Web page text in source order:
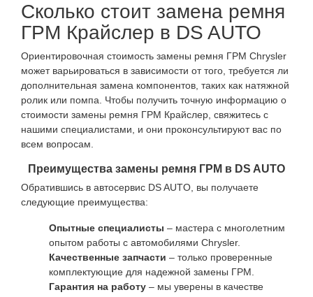
Сколько стоит замена ремня
ГРМ Крайслер в DS AUTO
Ориентировочная стоимость замены ремня ГРМ Chrysler
может варьироваться в зависимости от того, требуется ли
дополнительная замена компонентов, таких как натяжной
ролик или помпа. Чтобы получить точную информацию о
стоимости замены ремня ГРМ Крайслер, свяжитесь с
нашими специалистами, и они проконсультируют вас по
всем вопросам.
Преимущества замены ремня ГРМ в DS AUTO
Обратившись в автосервис DS AUTO, вы получаете
следующие преимущества:
Опытные специалисты – мастера с многолетним
опытом работы с автомобилями Chrysler.
Качественные запчасти – только проверенные
комплектующие для надежной замены ГРМ.
Гарантия на работу – мы уверены в качестве